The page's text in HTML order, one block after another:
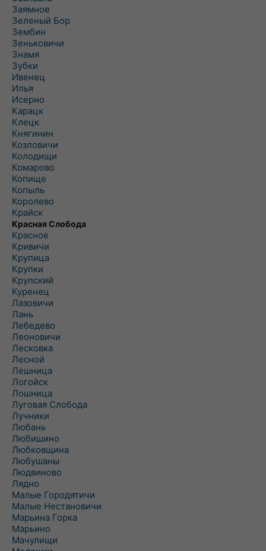
Заямное
Зеленый Бор
Зембин
Зеньковичи
Знамя
Зубки
Ивенец
Илья
Исерно
Карацк
Клецк
Княгинин
Козловичи
Колодищи
Комарово
Копище
Копыль
Королево
Крайск
Красная Слобода
Красное
Кривичи
Крупица
Крупки
Крупский
Куренец
Лазовичи
Лань
Лебедево
Леоновичи
Лесковка
Лесной
Лешница
Логойск
Лошница
Луговая Слобода
Лучники
Любань
Любишино
Любковщина
Любушаны
Людвиново
Лядно
Малые Городятичи
Малые Нестановичи
Марьина Горка
Марьино
Мачулищи